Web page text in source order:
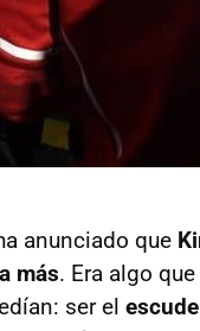
anunciado que
más. Era algo
ser el